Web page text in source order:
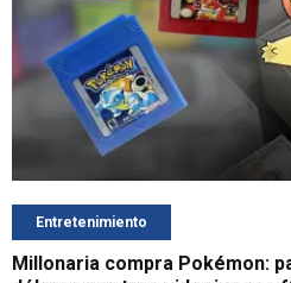
Entretenimiento
Millonaria compra Pokémon: